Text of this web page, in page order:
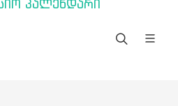
კალენდარი